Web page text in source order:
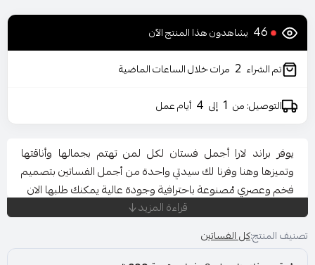
46 يشاهدون هذا المنتج الآن
تم الشراء 2 مرات خلال الساعات الماضية
التوصيل: من 1 إلى 4 أيام عمل
يوفر براند لارا أجمل فستان لكل لمن تهتم بجمالها وأناقتها
وتميزها وهنا وفرنا لك سيدتي واحدة من أجمل الفساتين بتصميم
فخم وعصري مُصنوعة باحترافية وجودة عالية يمكنك طلبها الان
قراءة المزيد
تصنيف المنتج:كل الفساتين